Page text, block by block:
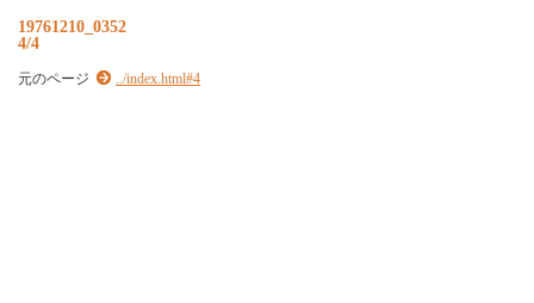
19761210_0352
4/4
元のページ ../index.html#4